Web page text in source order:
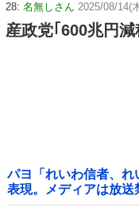
28: 名無しさん 2025/08/14(
産政党｢600兆円減
パヨ「れいわ信者、れ
表現。メディアは放送